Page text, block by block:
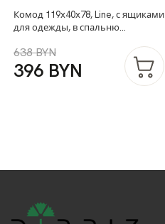
Комод 119х40х78, Line, с ящиками
для одежды, в спальню
638 BYN
396 BYN